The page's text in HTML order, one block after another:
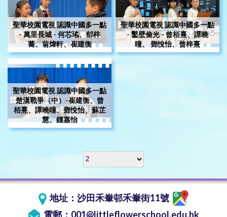
聖華校園電視 認識中國多一點
- 萬里長城 - 何芯瑤、郁梓
蕎、翁煒軒、崔建衡
聖華校園電視 認識中國多一點
- 鑿壁偷光 - 曾栢熹、譚曉
曈、 鄧悅怡、曾梓熹
聖華校園電視 認識中國多一點
楚漢戰爭（中）-崔建衡、曾
栢熹、譚曉曈、鄧悅怡、蘇芷
慧、鍾嘉怡
地址： 沙田禾輋邨禾輋街11號
電郵： 001@littleflowerschool.edu.hk